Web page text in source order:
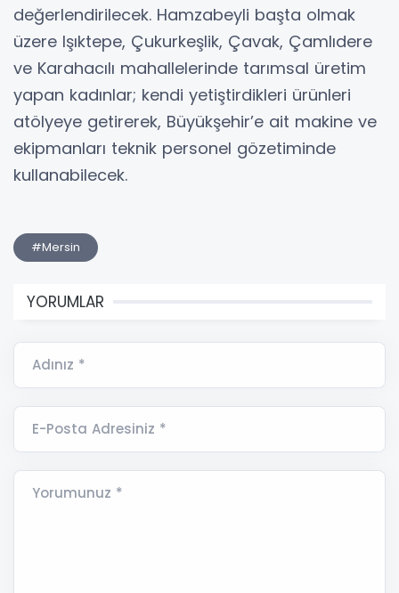
değerlendirilecek. Hamzabeyli başta olmak
üzere Işıktepe, Çukurkeşlik, Çavak, Çamlıdere
ve Karahacılı mahallelerinde tarımsal üretim
yapan kadınlar; kendi yetiştirdikleri ürünleri
atölyeye getirerek, Büyükşehir’e ait makine ve
ekipmanları teknik personel gözetiminde
kullanabilecek.
#Mersin
YORUMLAR
Adınız *
E-Posta Adresiniz *
Yorumunuz *